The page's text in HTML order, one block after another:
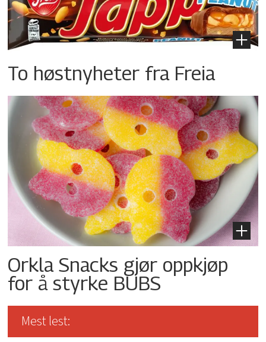
To høstnyheter fra Freia
Orkla Snacks gjør oppkjøp
for å styrke BUBS
Mest lest: